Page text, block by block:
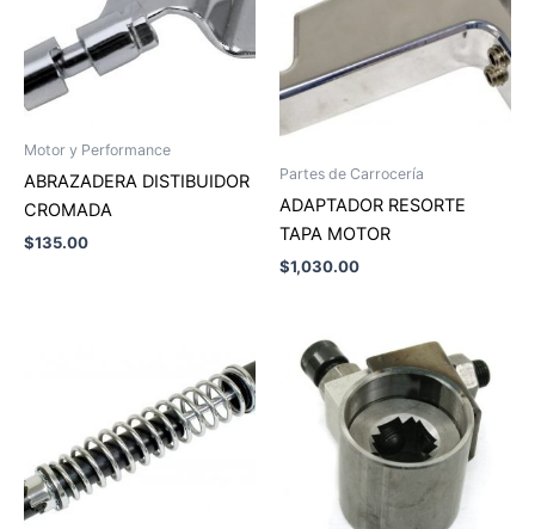
Motor y Performance
ABRAZADERA DISTIBUIDOR
CROMADA
$135.00
Partes de Carrocería
ADAPTADOR RESORTE
TAPA MOTOR
$1,030.00